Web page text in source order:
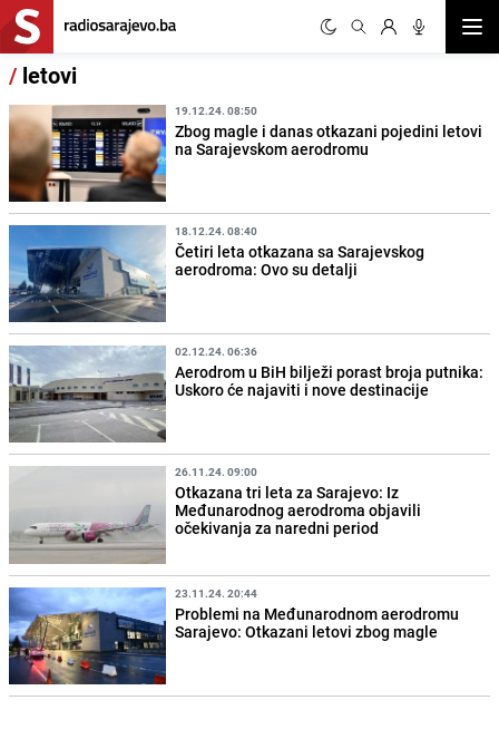
/ letovi
19.12.24. 08:50
Zbog magle i danas otkazani pojedini letovi
na Sarajevskom aerodromu
18.12.24. 08:40
Četiri leta otkazana sa Sarajevskog
aerodroma: Ovo su detalji
02.12.24. 06:36
Aerodrom u BiH bilježi porast broja putnika:
Uskoro će najaviti i nove destinacije
26.11.24. 09:00
Otkazana tri leta za Sarajevo: Iz
Međunarodnog aerodroma objavili
očekivanja za naredni period
23.11.24. 20:44
Problemi na Međunarodnom aerodromu
Sarajevo: Otkazani letovi zbog magle